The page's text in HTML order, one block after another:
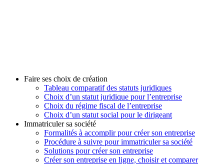
Faire ses choix de création
Tableau comparatif des statuts juridiques
Choix d’un statut juridique pour l’entreprise
Choix du régime fiscal de l’entreprise
Choix d’un statut social pour le dirigeant
Immatriculer sa société
Formalités à accomplir pour créer son entreprise
Procédure à suivre pour immatriculer sa société
Solutions pour créer son entreprise
Créer son entreprise en ligne, choisir et comparer